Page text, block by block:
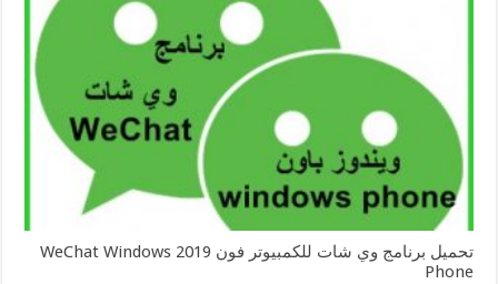
تحميل برنامج وي شات للكمبيوتر فون 2019 WeChat Windows
Phone